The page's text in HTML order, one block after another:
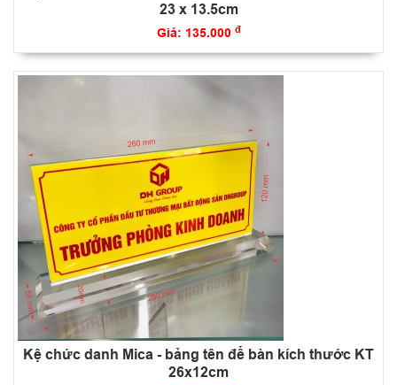
23 x 13.5cm
Giá: 135.000 đ
Kệ chức danh Mica - bảng tên để bàn kích thước KT
26x12cm